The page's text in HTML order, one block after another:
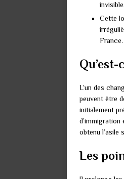
Cette
France.
L’un des
peuvent être
initialement
obtenu l’asile
Les